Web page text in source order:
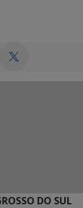
DO SUL